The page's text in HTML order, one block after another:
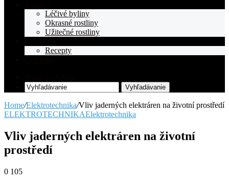
Léčivé byliny
Okrasné rostliny
Užitečné rostliny
Recepty
Vyhľadávanie
Home/Elektrotechnika/Vliv jaderných elektráren na životní prostředí
ELEKTROTECHNIKAElektrotechnika
Vliv jaderných elektráren na životní
prostředí
0 105